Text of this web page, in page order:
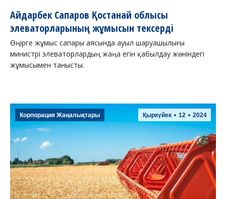
Айдарбек Сапаров Қостанай облысы
элеваторларының жұмысын тексерді
Өңірге жұмыс сапары аясында ауыл шаруашылығы
министрі элеваторлардың жаңа егін қабылдау жөніндегі
жұмысымен танысты.
Қыркүйек 12 2024
Корпорация Жаңалықтары